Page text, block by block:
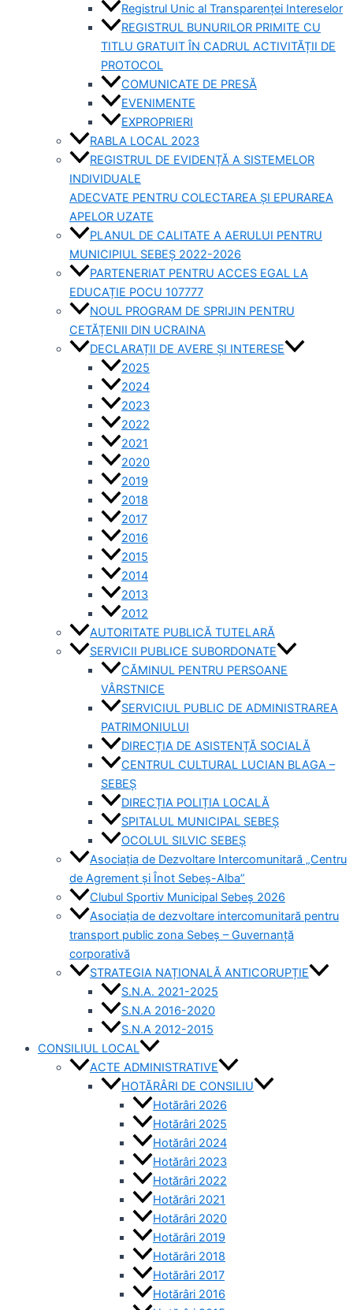
Registrul Unic al Transparenței Intereselor
REGISTRUL BUNURILOR PRIMITE CU
TITLU GRATUIT ÎN CADRUL ACTIVITĂȚII DE
PROTOCOL
COMUNICATE DE PRESĂ
EVENIMENTE
EXPROPRIERI
RABLA LOCAL 2023
REGISTRUL DE EVIDENȚĂ A SISTEMELOR
INDIVIDUALE
ADECVATE PENTRU COLECTAREA ȘI EPURAREA
APELOR UZATE
PLANUL DE CALITATE A AERULUI PENTRU
MUNICIPIUL SEBEȘ 2022-2026
PARTENERIAT PENTRU ACCES EGAL LA
EDUCAȚIE POCU 107777
NOUL PROGRAM DE SPRIJIN PENTRU
CETĂȚENII DIN UCRAINA
DECLARAȚII DE AVERE ȘI INTERESE
2025
2024
2023
2022
2021
2020
2019
2018
2017
2016
2015
2014
2013
2012
AUTORITATE PUBLICĂ TUTELARĂ
SERVICII PUBLICE SUBORDONATE
CĂMINUL PENTRU PERSOANE
VÂRSTNICE
SERVICIUL PUBLIC DE ADMINISTRAREA
PATRIMONIULUI
DIRECȚIA DE ASISTENȚĂ SOCIALĂ
CENTRUL CULTURAL LUCIAN BLAGA –
SEBEȘ
DIRECȚIA POLIȚIA LOCALĂ
SPITALUL MUNICIPAL SEBEȘ
OCOLUL SILVIC SEBEȘ
Asociația de Dezvoltare Intercomunitară „Centru
de Agrement și Înot Sebeș-Alba”
Clubul Sportiv Municipal Sebeș 2026
Asociația de dezvoltare intercomunitară pentru
transport public zona Sebeș – Guvernanță
corporativă
STRATEGIA NAȚIONALĂ ANTICORUPȚIE
S.N.A. 2021-2025
S.N.A 2016-2020
S.N.A 2012-2015
CONSILIUL LOCAL
ACTE ADMINISTRATIVE
HOTĂRÂRI DE CONSILIU
Hotărâri 2026
Hotărâri 2025
Hotărâri 2024
Hotărâri 2023
Hotărâri 2022
Hotărâri 2021
Hotărâri 2020
Hotărâri 2019
Hotărâri 2018
Hotărâri 2017
Hotărâri 2016